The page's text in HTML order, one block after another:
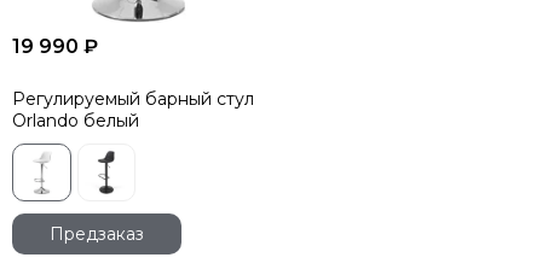
19 990 ₽
Регулируемый барный стул
Orlando белый
Предзаказ